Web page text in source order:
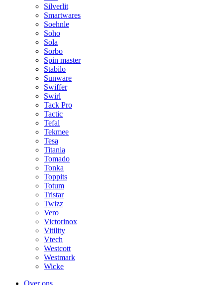
Silverlit
Smartwares
Soehnle
Soho
Sola
Sorbo
Spin master
Stabilo
Sunware
Swiffer
Swirl
Tack Pro
Tactic
Tefal
Tekmee
Tesa
Titania
Tomado
Tonka
Toppits
Totum
Tristar
Twizz
Vero
Victorinox
Vitility
Vtech
Westcott
Westmark
Wicke
Over ons